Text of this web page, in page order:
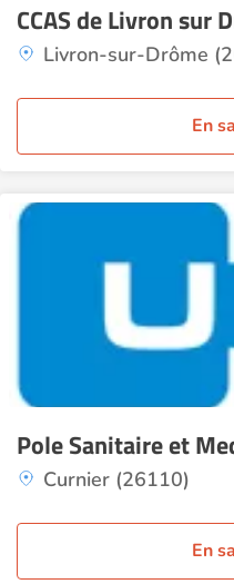
CCAS de Livron sur
Livron-sur-Drôme
En
Pole Sanitaire et
Curnier (26110)
En